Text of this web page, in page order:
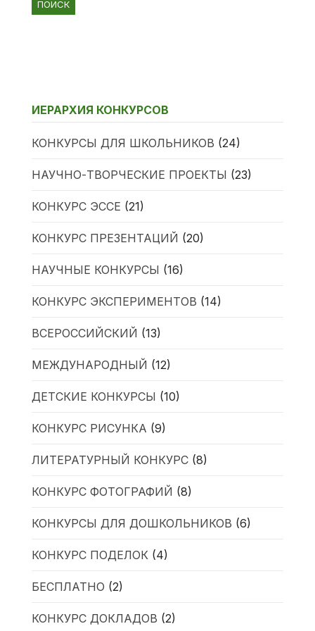
ИЕРАРХИЯ КОНКУРСОВ
КОНКУРСЫ ДЛЯ ШКОЛЬНИКОВ (24)
НАУЧНО-ТВОРЧЕСКИЕ ПРОЕКТЫ (23)
КОНКУРС ЭССЕ (21)
КОНКУРС ПРЕЗЕНТАЦИЙ (20)
НАУЧНЫЕ КОНКУРСЫ (16)
КОНКУРС ЭКСПЕРИМЕНТОВ (14)
ВСЕРОССИЙСКИЙ (13)
МЕЖДУНАРОДНЫЙ (12)
ДЕТСКИЕ КОНКУРСЫ (10)
КОНКУРС РИСУНКА (9)
ЛИТЕРАТУРНЫЙ КОНКУРС(8)
КОНКУРС ФОТОГРАФИЙ (8)
КОНКУРСЫ ДЛЯ ДОШКОЛЬНИКОВ (6)
КОНКУРС ПОДЕЛОК(4)
БЕСПЛАТНО (2)
КОНКУРС ДОКЛАДОВ (2)